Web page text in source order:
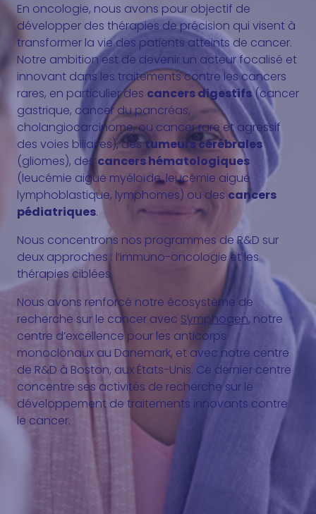
En oncologie, nous avons pour objectif de
développer des thérapies de précision qui visent à
transformer la vie des patients atteints de cancer.
Notre ambition est de devenir un acteur focalisé et
innovant dans les traitements contre les cancers
rares, en particulier des cancers digestifs(cancer
gastrique, cancer du pancréas,
cholangiocarcinome, ou cancer rare et agressif
des voies biliaires), destumeurs cérébrales
(gliomes), des cancers hématologiques
(leucémie aiguë myéloïde, leucémie aiguë
lymphoblastique, lymphomes) ou des cancers
pédiatriques.
Nous concentrons nos programmes de R&D sur
deux approches : l’immuno-oncologie et les
thérapies ciblées.
Nous avons renforcé notre écosystème de
recherche sur le cancer avec Symphogen, notre
centre d’excellence pour les anticorps
monoclonaux au Danemark, et avec notre centre
de R&D à Boston, aux États-Unis. Ce dernier centre
concentre ses activités de recherche sur le
développement de traitements innovants contre
le cancer.